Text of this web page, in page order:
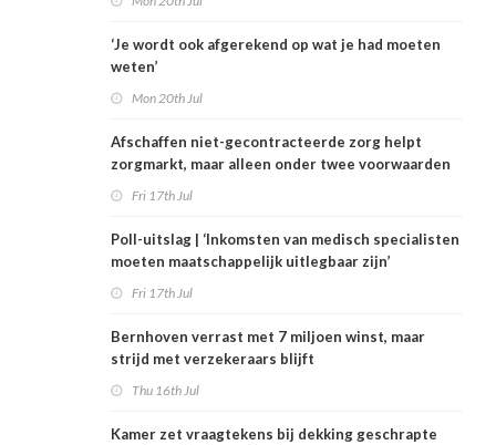
‘Je wordt ook afgerekend op wat je had moeten
weten’
Mon 20th Jul
Afschaffen niet-gecontracteerde zorg helpt
zorgmarkt, maar alleen onder twee voorwaarden
Fri 17th Jul
Poll-uitslag | ‘Inkomsten van medisch specialisten
moeten maatschappelijk uitlegbaar zijn’
Fri 17th Jul
Bernhoven verrast met 7 miljoen winst, maar
strijd met verzekeraars blijft
Thu 16th Jul
Kamer zet vraagtekens bij dekking geschrapte